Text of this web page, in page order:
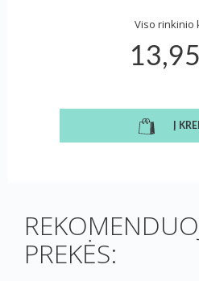
Viso rinkinio
Į
PREKĖS: